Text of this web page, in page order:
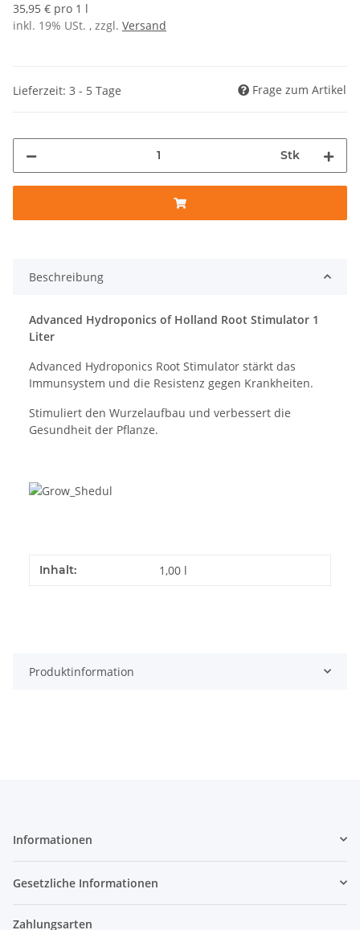
35,95 € pro 1 l
inkl. 19% USt. , zzgl. Versand
Lieferzeit: 3 - 5 Tage Frage zum Artikel
Stk
Beschreibung
Advanced Hydroponics of Holland Root Stimulator 1
Liter
Advanced Hydroponics Root Stimulator stärkt das
Immunsystem und die Resistenz gegen Krankheiten.
Stimuliert den Wurzelaufbau und verbessert die
Gesundheit der Pflanze.
Inhalt: 1,00 l
Produktinformation
Informationen
Gesetzliche Informationen
Zahlungsarten